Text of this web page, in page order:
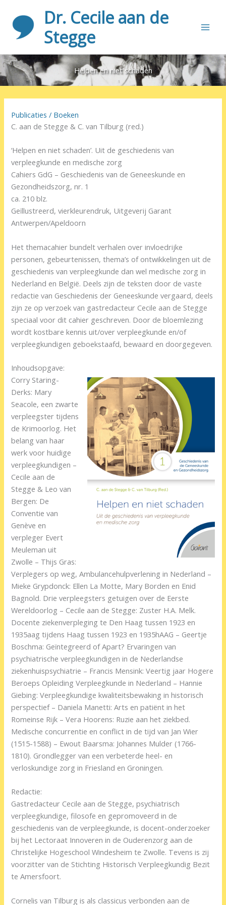
naar
inhoud
Dr. Cecile aan de
Stegge
Helpen en niet schaden
Publicaties / Boeken
C. aan de Stegge & C. van Tilburg (red.)
‘Helpen en niet schaden’. Uit de geschiedenis van
verpleegkunde en medische zorg
Cahiers GdG – Geschiedenis van de Geneeskunde en
Gezondheidszorg, nr. 1
ca. 210 blz.
Geïllustreerd, vierkleurendruk, Uitgeverij Garant
Antwerpen/Apeldoorn
Het themacahier bundelt verhalen over invloedrijke
personen, gebeurtenissen, thema’s of ontwikkelingen uit de
geschiedenis van verpleegkunde dan wel medische zorg in
Nederland en België. Deels zijn de teksten door de vaste
redactie van Geschiedenis der Geneeskunde vergaard, deels
zijn ze op verzoek van gastredacteur Cecile aan de Stegge
speciaal voor dit cahier geschreven. Door de bloemlezing
wordt kostbare kennis uit/over verpleegkunde en/of
verpleegkundigen geboekstaafd, bewaard en doorgegeven.
Inhoudsopgave:
Corry Staring-
Derks: Mary
Seacole, een zwarte
verpleegster tijdens
de Krimoorlog. Het
belang van haar
werk voor huidige
verpleegkundigen –
Cecile aan de
Stegge & Leo van
Bergen: De
Conventie van
Genève en
verpleger Evert
Meuleman uit
Zwolle – Thijs Gras:
Verplegers op weg, Ambulancehulpverlening in Nederland –
Mieke Grypdonck: Ellen La Motte, Mary Borden en Enid
Bagnold. Drie verpleegsters getuigen over de Eerste
Wereldoorlog – Cecile aan de Stegge: Zuster H.A. Melk.
Docente ziekenverpleging te Den Haag tussen 1923 en
1935aag tijdens Haag tussen 1923 en 1935hAAG – Geertje
Boschma: Geïntegreerd of Apart? Ervaringen van
psychiatrische verpleegkundigen in de Nederlandse
ziekenhuispsychiatrie – Francis Mensink: Veertig jaar Hogere
Beroeps Opleiding Verpleegkunde in Nederland – Hannie
Giebing: Verpleegkundige kwaliteitsbewaking in historisch
perspectief – Daniela Manetti: Arts en patiënt in het
Romeinse Rijk – Vera Hoorens: Ruzie aan het ziekbed.
Medische concurrentie en conflict in de tijd van Jan Wier
(1515-1588) – Ewout Baarsma: Johannes Mulder (1766-
1810). Grondlegger van een verbeterde heel- en
verloskundige zorg in Friesland en Groningen.
Redactie:
Gastredacteur Cecile aan de Stegge, psychiatrisch
verpleegkundige, filosofe en gepromoveerd in de
geschiedenis van de verpleegkunde, is docent-onderzoeker
bij het Lectoraat Innoveren in de Ouderenzorg aan de
Christelijke Hogeschool Windesheim te Zwolle. Tevens is zij
voorzitter van de Stichting Historisch Verpleegkundig Bezit
te Amersfoort.
Cornelis van Tilburg is als classicus verbonden aan de